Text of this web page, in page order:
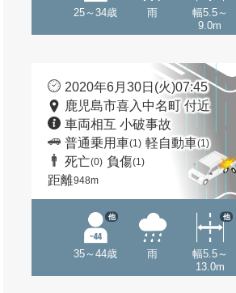
25～34歳 雨
幅5.5～
9.0m
2020年6月30日(火)07:45
鹿児島市喜入中名町 付近
車両相互 小破事故
普通乗用車(1) 軽自動車(1)
死亡(0) 負傷(1)
距離948m
35～44歳
他
雨
幅5.5～
13.0m
他